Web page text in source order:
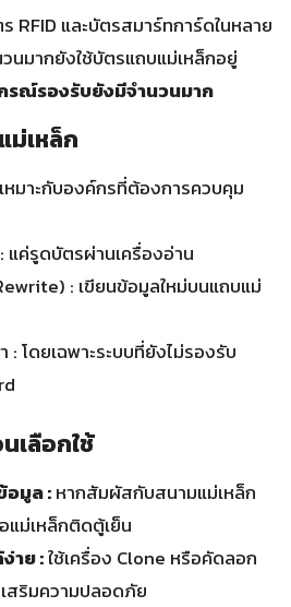
RFID และบัตรสมาร์ทการ์ดในหลาย
วนมากยังใช้บัตรแถบแม่เหล็กอยู่
รณ์รองรับยังมีจำนวนมาก
เหล็ก
หมาะกับองค์กรที่ต้องการควบคุม
แค่รูดบัตรผ่านเครื่องอ่าน
: เขียนข้อมูลใหม่บนแถบแม่
: โดยเฉพาะระบบที่ยังไม่รองรับ
เลือกใช้
อมูล :หากสัมผัสกับสนามแม่เหล็ก
แม่เหล็กติดตู้เย็น
าย :ใช้เครื่อง Clone หรือคัดลอก
สริมความปลอดภัย